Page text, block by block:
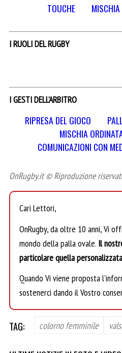
TOUCHE
MISCHIA
I RUOLI DEL RUGBY
I GESTI DELL’ARBITRO
RIPRESA DEL GIOCO
MISCHIA
COMUNICAZIONI CON
OnRugby.it © Riproduzione
Cari Lettori,
OnRugby, da oltre 10 anni, Vi
mondo della palla ovale. Il
particolare quella
Quando Vi viene proposta
sostenerci dando il Vostro
TAG: colorno femminile